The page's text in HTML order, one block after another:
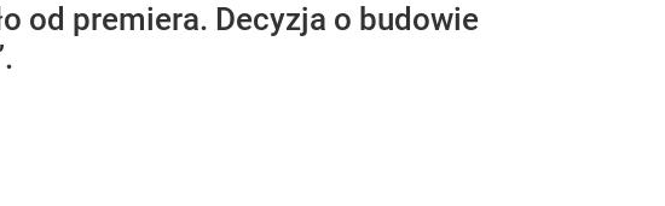
od premiera. Decyzja o budowie